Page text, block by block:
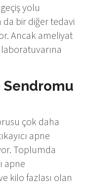
yolu
bir diğer tedavi
Ancak ameliyat
Sendromu
çok daha
apne
Toplumda
apne
kilo fazlası olan